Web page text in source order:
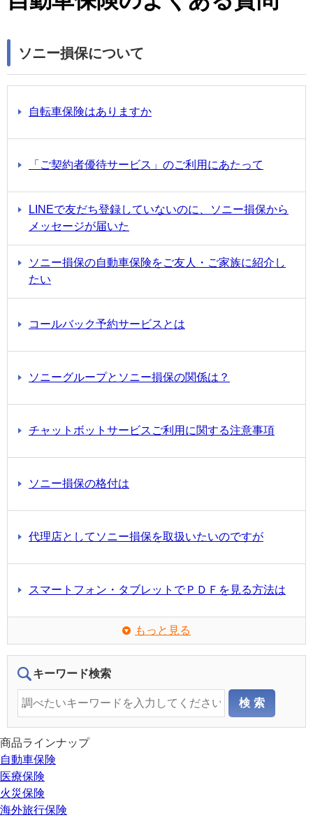
ソニー損保について
自転車保険はありますか
「ご契約者優待サービス」のご利用にあたって
LINEで友だち登録していないのに、ソニー損保から
メッセージが届いた
ソニー損保の自動車保険をご友人・ご家族に紹介し
たい
コールバック予約サービスとは
ソニーグループとソニー損保の関係は？
チャットボットサービスご利用に関する注意事項
ソニー損保の格付は
代理店としてソニー損保を取扱いたいのですが
スマートフォン・タブレットでＰＤＦを見る方法は
もっと見る
キーワード検索
商品ラインナップ
自動車保険
医療保険
火災保険
海外旅行保険